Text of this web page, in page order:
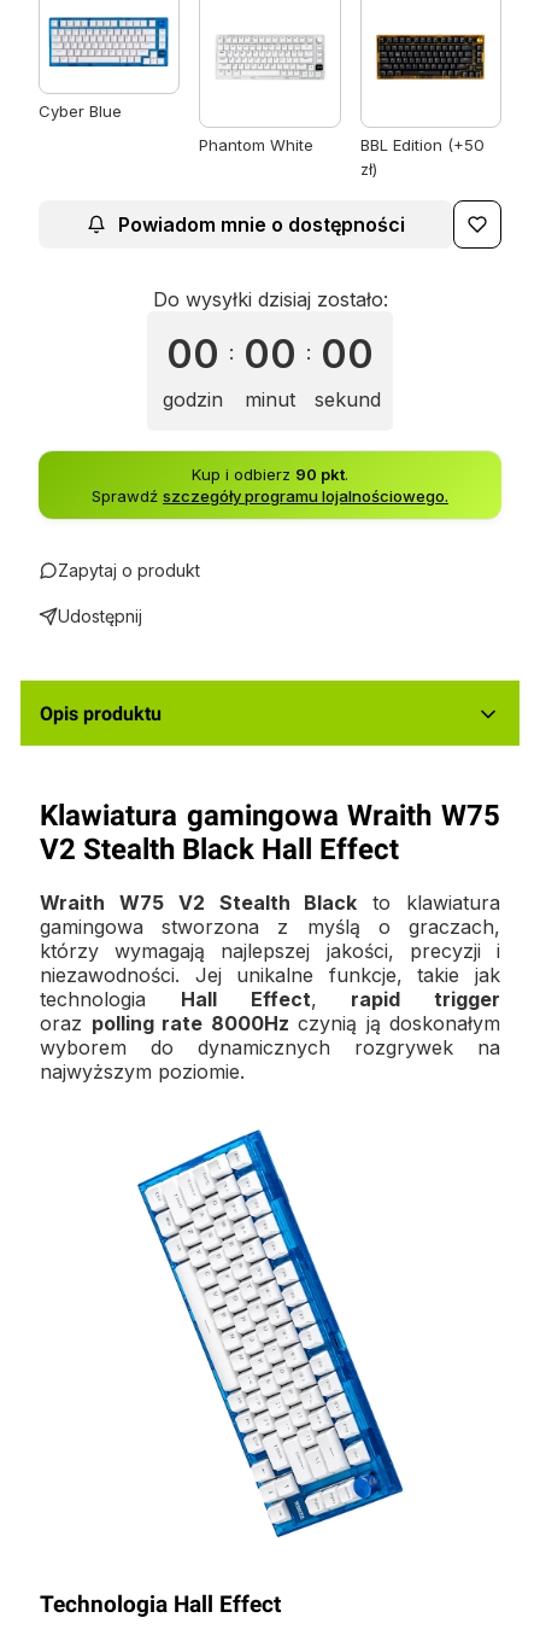
Cyber Blue
Phantom White
BBL Edition (+50
zł)
Powiadom mnie o dostępności
Do wysyłki dzisiaj zostało:
00
godzin
: 00
minut
: 00
sekund
Kup i odbierz 90 pkt.
Sprawdź szczegóły programu lojalnościowego.
Zapytaj o produkt
Udostępnij
Opis produktu
Klawiatura gamingowa Wraith W75
V2 Stealth Black Hall Effect
Wraith W75 V2 Stealth Black to klawiatura
gamingowa stworzona z myślą o graczach,
którzy wymagają najlepszej jakości, precyzji i
niezawodności. Jej unikalne funkcje, takie jak
technologia Hall Effect, rapid trigger
oraz polling rate 8000Hz czynią ją doskonałym
wyborem do dynamicznych rozgrywek na
najwyższym poziomie.
Technologia Hall Effect